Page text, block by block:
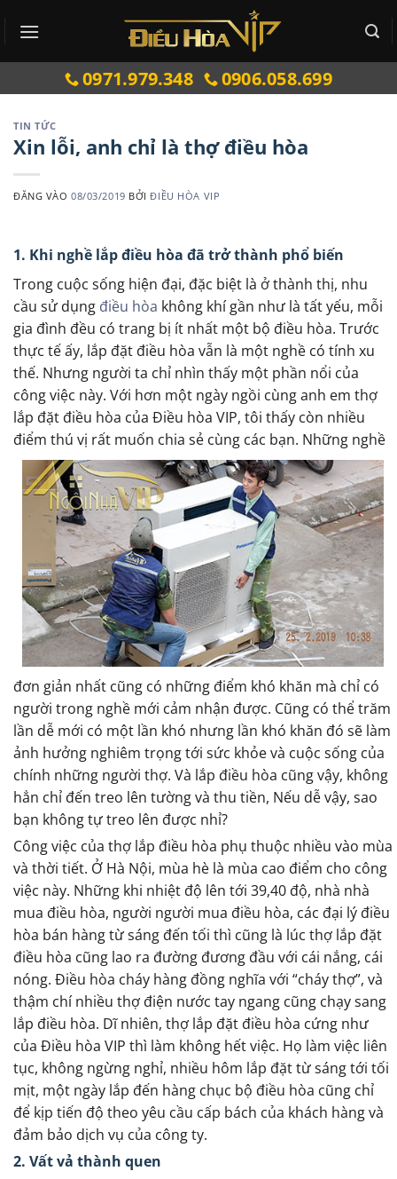
qua
0971.979.348 0906.058.699
TIN TỨC
Xin lỗi, anh chỉ là thợ điều hòa
ĐĂNG VÀO08/03/2019 BỞIĐIỀU HÒA VIP
1. Khi nghề lắp điều hòa đã trở thành phổ biến
Trong cuộc sống hiện đại, đặc biệt là ở thành thị, nhu
cầu sử dụng điều hòa không khí gần như là tất yếu, mỗi
gia đình đều có trang bị ít nhất một bộ điều hòa. Trước
thực tế ấy, lắp đặt điều hòa vẫn là một nghề có tính xu
thế. Nhưng người ta chỉ nhìn thấy một phần nổi của
công việc này. Với hơn một ngày ngồi cùng anh em thợ
lắp đặt điều hòa của Điều hòa VIP, tôi thấy còn nhiều
điểm thú vị rất muốn chia sẻ cùng các bạn. Những nghề
đơn giản nhất cũng có những điểm khó khăn mà chỉ có
người trong nghề mới cảm nhận được. Cũng có thể trăm
lần dễ mới có một lần khó nhưng lần khó khăn đó sẽ làm
ảnh hưởng nghiêm trọng tới sức khỏe và cuộc sống của
chính những người thợ. Và lắp điều hòa cũng vậy, không
hẳn chỉ đến treo lên tường và thu tiền, Nếu dễ vậy, sao
bạn không tự treo lên được nhỉ?
Công việc của thợ lắp điều hòa phụ thuộc nhiều vào mùa
và thời tiết. Ở Hà Nội, mùa hè là mùa cao điểm cho công
việc này. Những khi nhiệt độ lên tới 39,40 độ, nhà nhà
mua điều hòa, người người mua điều hòa, các đại lý điều
hòa bán hàng từ sáng đến tối thì cũng là lúc thợ lắp đặt
điều hòa cũng lao ra đường đương đầu với cái nắng, cái
nóng. Điều hòa cháy hàng đồng nghĩa với “cháy thợ”, và
thậm chí nhiều thợ điện nước tay ngang cũng chạy sang
lắp điều hòa. Dĩ nhiên, thợ lắp đặt điều hòa cứng như
của Điều hòa VIP thì làm không hết việc. Họ làm việc liên
tục, không ngừng nghỉ, nhiều hôm lắp đặt từ sáng tới tối
mịt, một ngày lắp đến hàng chục bộ điều hòa cũng chỉ
để kịp tiến độ theo yêu cầu cấp bách của khách hàng và
đảm bảo dịch vụ của công ty.
2. Vất vả thành quen